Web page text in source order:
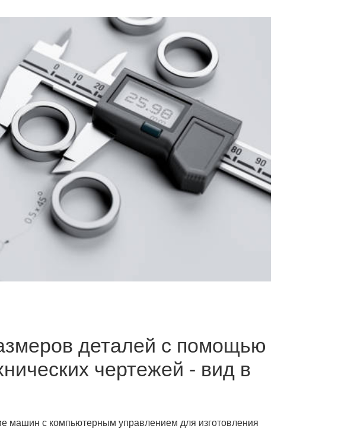
деталей с помощью
чертежей - вид в
машин с компьютерным управлением для изготовления